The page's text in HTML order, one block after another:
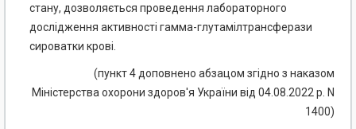
стану, дозволяється проведення лабораторного
дослідження активності гамма-глутамілтрансферази
сироватки крові.
(пункт 4 доповнено абзацом згідно з наказом
Міністерства охорони здоров'я України від 04.08.2022 р. N
1400)